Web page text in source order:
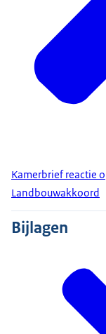
Kamerbrief reactie
Landbouwakkoord
Bijlagen